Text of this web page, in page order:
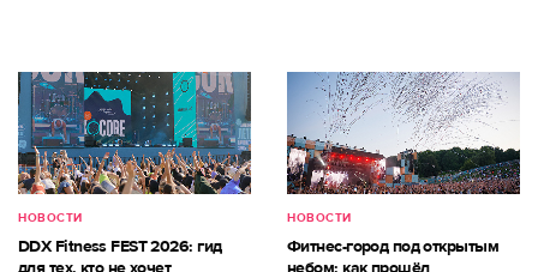
НОВОСТИ
DDX Fitness FEST 2026: гид
для тех, кто не хочет
НОВОСТИ
Фитнес-город под открытым
небом: как прошёл